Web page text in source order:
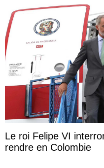
Le roi Felipe VI
rendre en Colombie